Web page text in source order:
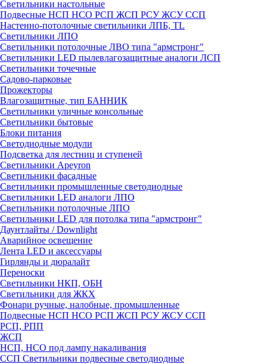
Светильники настольные
Подвесные НСП НСО РСП ЖСП РСУ ЖСУ ССП
Настенно-потолочные светильники ЛПБ, TL
Светильники ЛПО
Светильники потолочные ЛВО типа "армстронг"
Светильники LED пылевлагозащитные аналоги ЛСП
Светильники точечные
Садово-парковые
Прожекторы
Влагозащитные, тип БАННИК
Светильники уличные консольные
Светильники бытовые
Блоки питания
Светодиодные модули
Подсветка для лестниц и ступеней
Светильники Apeyron
Светильники фасадные
Светильники промышленные светодиодные
Светильники LED аналоги ЛПО
Светильники потолочные ЛПО
Светильники LED для потолка типа "армстронг"
Даунтлайты / Downlight
Аварийное освещение
Лента LED и аксессуары
Гирлянды и дюралайт
Переноски
Светильники НКП, ОБН
Светильники для ЖКХ
Фонари ручные, налобные, промышленные
Подвесные НСП НСО РСП ЖСП РСУ ЖСУ ССП
РСП, РПП
ЖСП
НСП, НСО под лампу накаливания
ССП Светильники подвесные светодиодные